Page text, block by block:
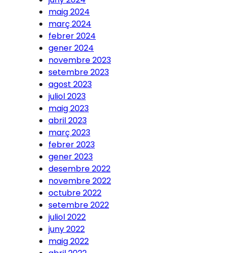
maig 2024
març 2024
febrer 2024
gener 2024
novembre 2023
setembre 2023
agost 2023
juliol 2023
maig 2023
abril 2023
març 2023
febrer 2023
gener 2023
desembre 2022
novembre 2022
octubre 2022
setembre 2022
juliol 2022
juny 2022
maig 2022